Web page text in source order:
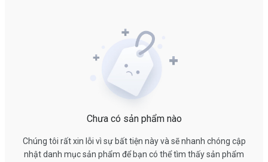
Chưa có sản phẩm nào
Chúng tôi rất xin lỗi vì sự bất tiện này và sẽ nhanh chóng cập
nhật danh mục sản phẩm để bạn có thể tìm thấy sản phẩm